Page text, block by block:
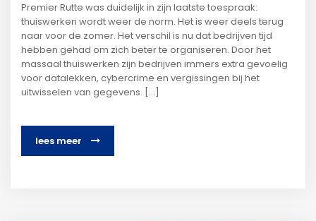
Premier Rutte was duidelijk in zijn laatste toespraak:
thuiswerken wordt weer de norm. Het is weer deels terug
naar voor de zomer. Het verschil is nu dat bedrijven tijd
hebben gehad om zich beter te organiseren. Door het
massaal thuiswerken zijn bedrijven immers extra gevoelig
voor datalekken, cybercrime en vergissingen bij het
uitwisselen van gegevens. […]
lees meer